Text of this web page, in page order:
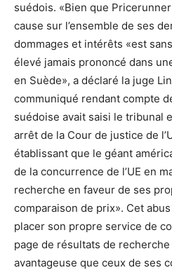
suédois. «Bien que
cause sur l’ensemble de ses
dommages et intérêts «est
élevé jamais prononcé dans
en Suède», a déclaré la juge
communiqué rendant compte
suédoise avait saisi le tribunal
arrêt de la Cour de justice de
établissant que le géant
de la concurrence de l’UE en
recherche en faveur de ses
comparaison de prix». Cet
placer son propre service de
page de résultats de
avantageuse que ceux de ses